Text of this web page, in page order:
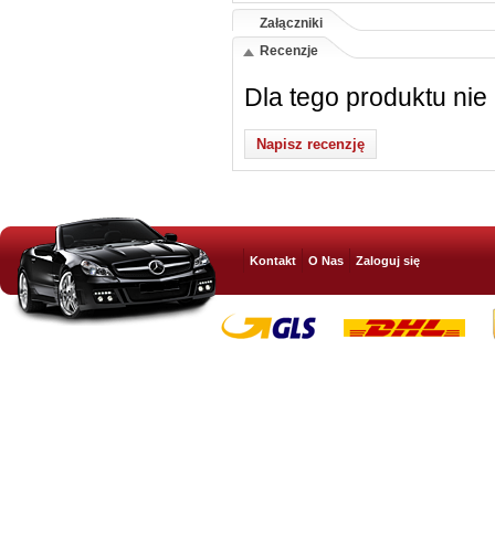
Załączniki
Recenzje
Dla tego produktu
Napisz recenzję
Kontakt O Nas Zaloguj się